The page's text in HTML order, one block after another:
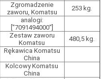
Zgromadzenie
zaworu, Komatsu
253 kg.
analogi:
["7091494000"]
Zestaw zaworu
Komatsu
480,5 kg.
Rękawica Komatsu
China
Kolcowy Komatsu
China